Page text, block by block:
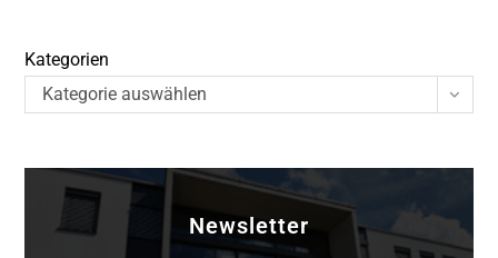
Kategorien
Kategorie auswählen
Newsletter